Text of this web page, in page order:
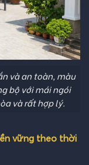
và an toàn, màu
bộ với mái ngói
và rất hợp lý.
vững theo thời